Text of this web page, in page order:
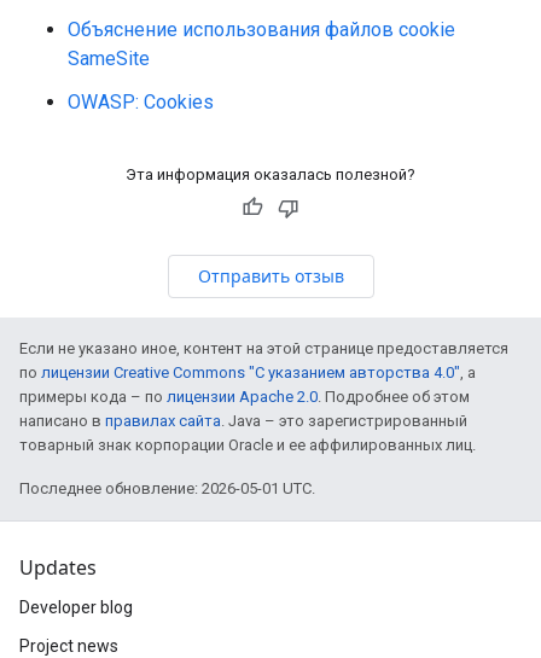
Объяснение использования файлов cookie
SameSite
OWASP: Cookies
Эта информация оказалась полезной?
Отправить отзыв
Если не указано иное, контент на этой странице предоставляется
по лицензии Creative Commons "С указанием авторства 4.0", а
примеры кода – по лицензии Apache 2.0. Подробнее об этом
написано в правилах сайта. Java – это зарегистрированный
товарный знак корпорации Oracle и ее аффилированных лиц.
Последнее обновление: 2026-05-01 UTC.
Updates
Developer blog
Project news